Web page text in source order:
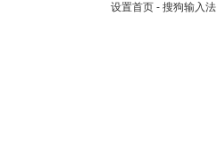
设置首页 - 搜狗输入法